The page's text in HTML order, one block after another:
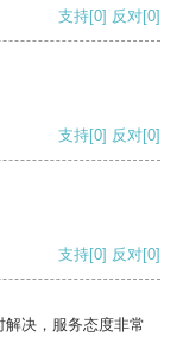
支持[0] 反对[0]
支持[0] 反对[0]
支持[0] 反对[0]
决，服务态度非常